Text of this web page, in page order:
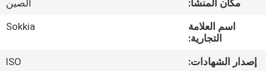
جولة
مكان المنشأ:
الصين
اسم العلامة
التجارية:
Sokkia
إصدار الشهادات:
ISO